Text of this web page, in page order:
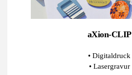
aXion-CLIP
• Digitaldruck
• Lasergravur